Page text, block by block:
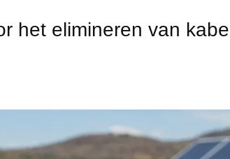
het elimineren van